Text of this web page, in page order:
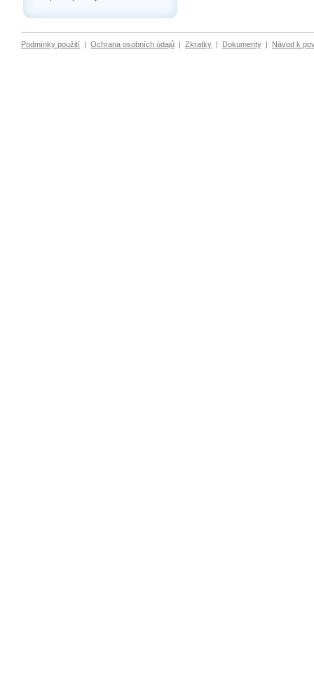
Podmínky použití | Ochrana osobních údajů | Zkratky | Dokumenty | Návod k